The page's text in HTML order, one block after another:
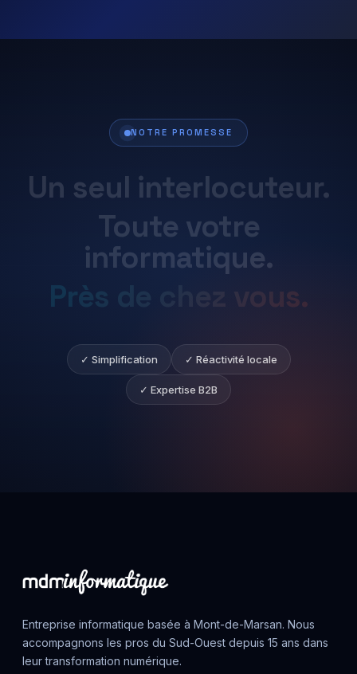
NOTRE PROMESSE
Un seul interlocuteur.
Toute votre
informatique.
Près
chez vous.
✓ Simplification ✓ Réactivité locale
✓ Expertise B2B
Entreprise informatique basée à Mont-de-Marsan. Nous
accompagnons les pros du Sud-Ouest depuis 15 ans dans
leur transformation numérique.